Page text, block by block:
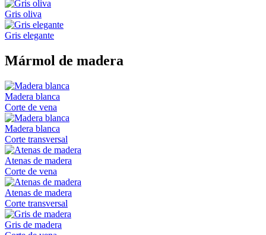
Gris oliva
Gris elegante
Mármol de madera
Madera blanca
Corte de vena
Madera blanca
Corte transversal
Atenas de madera
Corte de vena
Atenas de madera
Corte transversal
Gris de madera